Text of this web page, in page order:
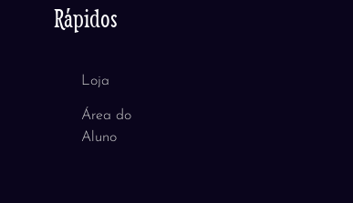
Rápidos
Loja
Área do
Aluno